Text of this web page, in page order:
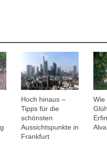
Hoch hinaus –
Tipps für die
schönsten
Aussichtspunkte in
Frankfurt
Wie